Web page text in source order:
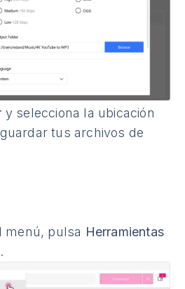
y selecciona la ubicación
tus archivos de
menú, pulsa Herramientas
.